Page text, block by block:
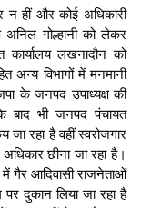
हीं और कोई अधिकारी
अनिल गोल्हानी को लेकर
कार्यालय लखनादौन को
अन्य विभागों में मनमानी
के जनपद उपाध्यक्ष की
बाद भी जनपद पंचायत
जा रहा है वहीं स्वरोजगार
छीना जा रहा है।
गैर आदिवासी राजनेताओं
पर दुकान लिया जा रहा है